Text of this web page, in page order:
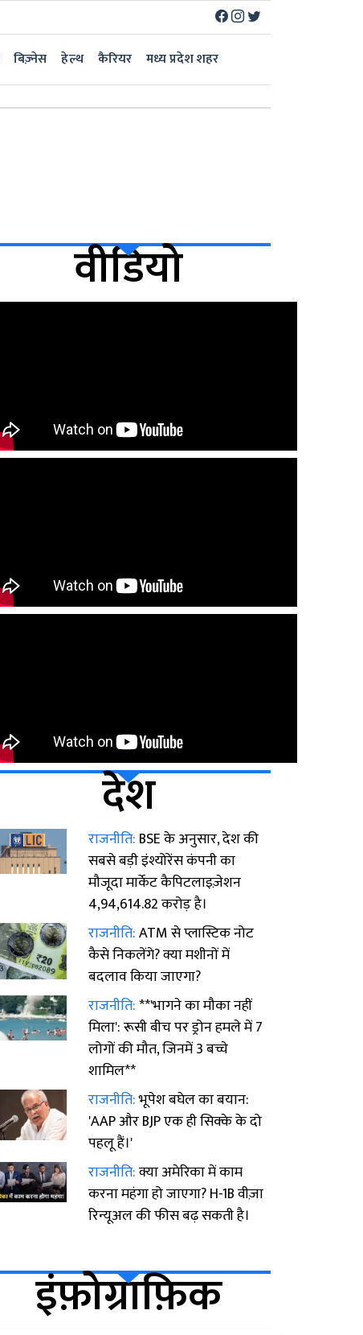
बिज़्नेस हेल्थ कैरियर मध्य प्रदेश शहर
वीडियो
देश
राजनीति: BSE के अनुसार, देश की
सबसे बड़ी इंश्योरेंस कंपनी का
मौजूदा मार्केट कैपिटलाइज़ेशन
₹4,94,614.82 करोड़ है।
राजनीति:ATM से प्लास्टिक नोट
कैसे निकलेंगे? क्या मशीनों में
बदलाव किया जाएगा?
राजनीति:**'भागने का मौका नहीं
मिला': रूसी बीच पर ड्रोन हमले में 7
लोगों की मौत, जिनमें 3 बच्चे
शामिल**
राजनीति:भूपेश बघेल का बयान:
'AAP और BJP एक ही सिक्के के दो
पहलू हैं।'
राजनीति:क्या अमेरिका में काम
करना महंगा हो जाएगा? H-1B वीज़ा
रिन्यूअल की फीस बढ़ सकती है।
इंफ़ोग्राफ़िक